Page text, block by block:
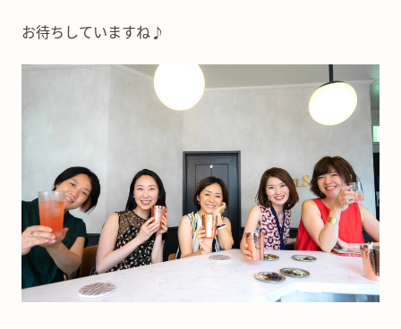
お待ちしていますね♪